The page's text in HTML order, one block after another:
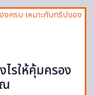
ไรให้คุ้มครอง